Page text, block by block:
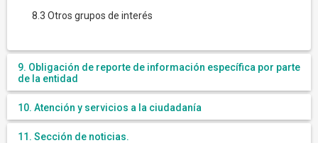
8.3 Otros grupos de interés
9. Obligación de reporte de información específica por parte
de la entidad
10. Atención y servicios a la ciudadanía
11. Sección de noticias.